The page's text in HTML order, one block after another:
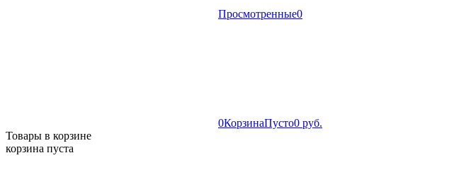
Просмотренные0
0КорзинаПусто0 руб.
Товары в корзине
корзина пуста